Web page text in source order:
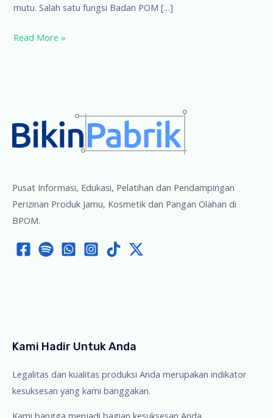
mutu. Salah satu fungsi Badan POM […]
Peraturan
Read More »
Pusat Informasi, Edukasi, Pelatihan dan Pendampingan
Perizinan Produk Jamu, Kosmetik dan Pangan Olahan di
BPOM.
Kami Hadir Untuk Anda
Legalitas dan kualitas produksi Anda merupakan indikator
kesuksesan yang kami banggakan.